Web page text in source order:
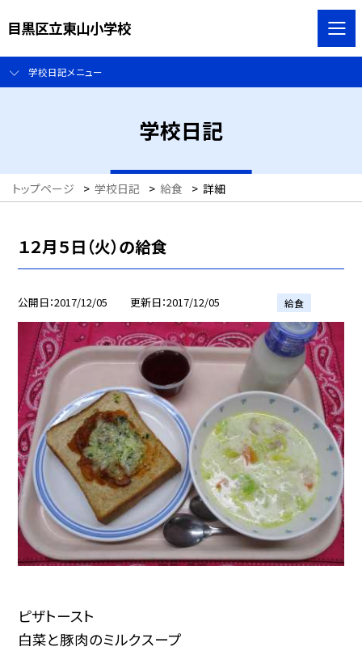
目黒区立東山小学校
学校日記メニュー
学校日記
トップページ > 学校日記 > 給食 > 詳細
１２月５日（火）の給食
公開日 2017/12/05 更新日 2017/12/05 給食
ピザトースト
白菜と豚肉のミルクスープ